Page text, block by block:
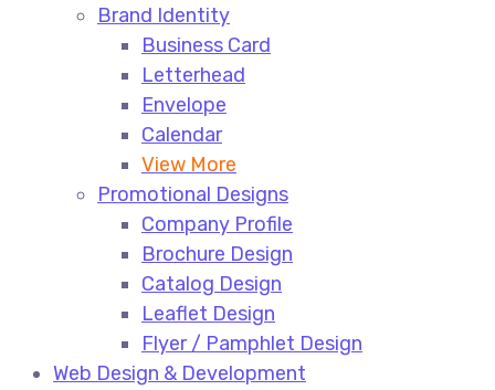
Brand Identity
Business Card
Letterhead
Envelope
Calendar
View More
Promotional Designs
Company Profile
Brochure Design
Catalog Design
Leaflet Design
Flyer / Pamphlet Design
Web Design & Development